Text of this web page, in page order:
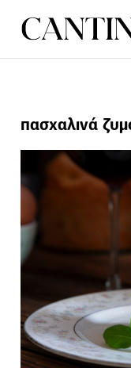
ΣΥΝΤΑΓΕΣ
πασχαλινά